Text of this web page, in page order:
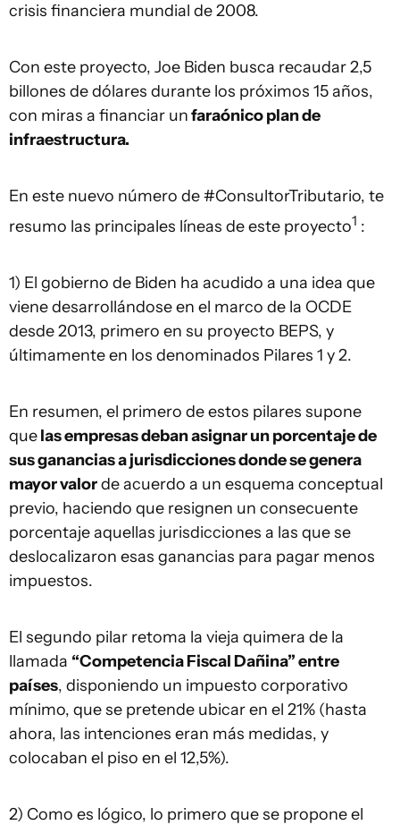
crisis financiera mundial de 2008.
Con este proyecto, Joe Biden busca recaudar 2,5
billones de dólares durante los próximos 15 años,
con miras a financiar unfaraónico plan de
infraestructura.
En este nuevo número de #ConsultorTributario, te
resumo las principales líneas de este proyecto1 :
1) El gobierno de Biden ha acudido a una idea que
viene desarrollándose en el marco de la OCDE
desde 2013, primero en su proyecto BEPS, y
últimamente en los denominados Pilares 1 y 2.
En resumen, el primero de estos pilares supone
quelas empresas deban asignar un porcentaje de
sus ganancias a jurisdicciones donde se genera
mayor valorde acuerdo a un esquema conceptual
previo, haciendo que resignen un consecuente
porcentaje aquellas jurisdicciones a las que se
deslocalizaron esas ganancias para pagar menos
impuestos.
El segundo pilar retoma la vieja quimera de la
llamada “Competencia Fiscal Dañina” entre
países, disponiendo un impuesto corporativo
mínimo, que se pretende ubicar en el 21% (hasta
ahora, las intenciones eran más medidas, y
colocaban el piso en el 12,5%).
2) Como es lógico, lo primero que se propone el